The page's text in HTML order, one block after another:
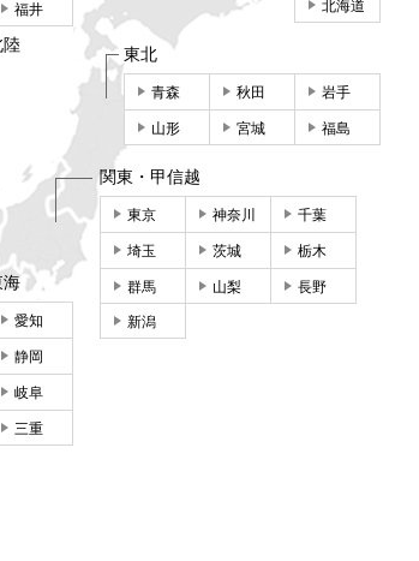
北海道
東北
青森 秋田 岩手
山形 宮城 福島
関東・甲信越
東京 神奈川 千葉
埼玉 茨城 栃木
群馬 山梨 長野
新潟
海
愛知
静岡
岐阜
三重
福井
陸